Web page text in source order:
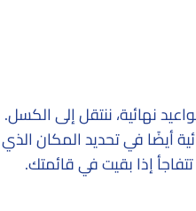
نهائية، ننتقل إلى
أيضًا في تحديد المكان
إذا بقيت في قائمتك.